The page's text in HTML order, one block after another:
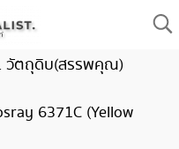
วัตถุดิบ(สรรพคุณ)
6371C (Yellow